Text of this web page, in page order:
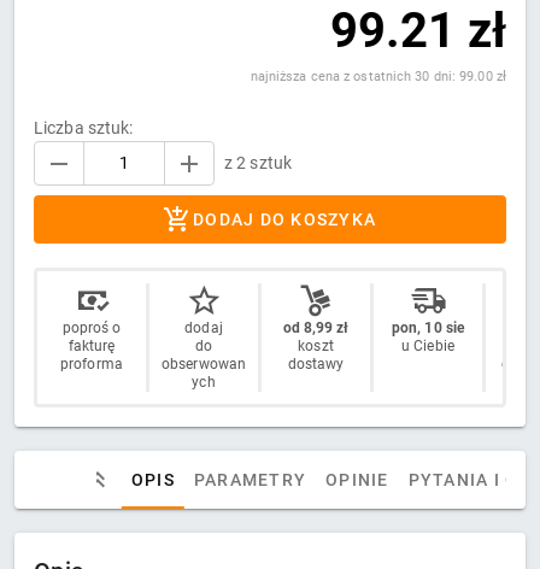
99.21 zł
najniższa cena z ostatnich 30 dni: 99.00 zł
Liczba sztuk:
z 2 sztuk
DODAJ DO KOSZYKA
poproś o
fakturę
proforma
dodaj
do
obserwowan
ych
od 8,99 zł
koszt
dostawy
pon, 10 sie
u Ciebie
OPIS PARAMETRY OPINIE PYTANIA I